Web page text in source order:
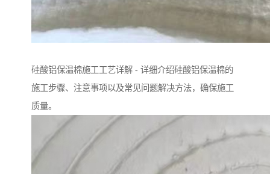
硅酸铝保温棉施工工艺详解 - 详细介绍硅酸铝保温棉的
施工步骤、注意事项以及常见问题解决方法，确保施工
质量。